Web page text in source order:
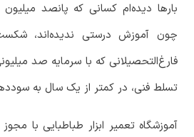
بارها دیدهام کسانی که پانصد میلیون
چون آموزش درستی ندیدهاند،
فارغالتحصیلانی که با سرمایه صد
تسلط فنی، در کمتر از یک سال به
آموزشگاه تعمیر ابزار طباطبایی با مجوز